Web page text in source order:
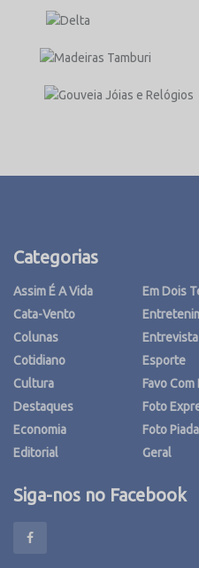
Categorias
Assim É A Vida
Cata-Vento
Colunas
Cotidiano
Cultura
Destaques
Economia
Editorial
Em Dois
Entrevista
Esporte
Favo
Foto
Foto Piada
Geral
Siga-nos no Facebook